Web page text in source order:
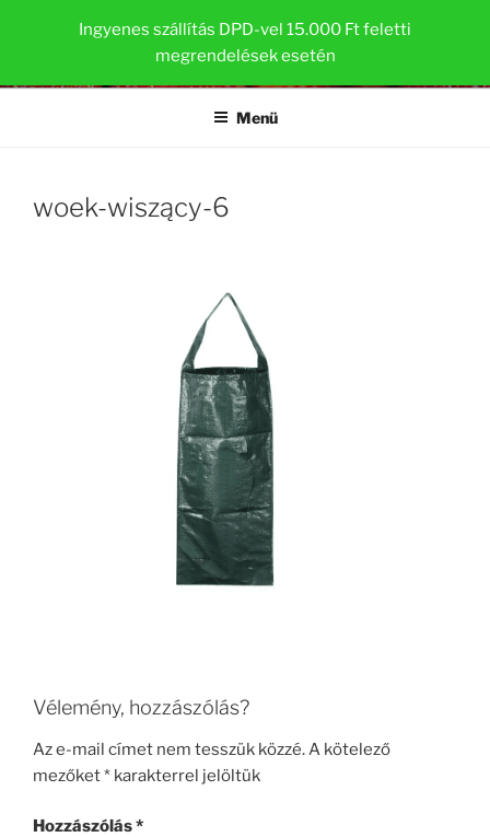
Ingyenes szállítás DPD-vel 15.000 Ft feletti
megrendelések esetén
EPERPALANTA.HU
Egészséges és erős növények a TOP-PLANT ™ cégtől
Menü
woek-wiszący-6
Vélemény, hozzászólás?
Az e-mail címet nem tesszük közzé. A kötelező
mezőket* karakterrel jelöltük
Hozzászólás*